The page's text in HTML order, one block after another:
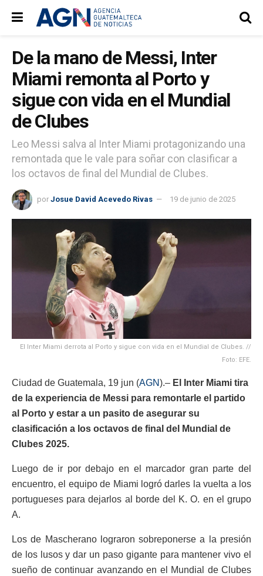
De la mano de Messi, Inter
Miami remonta al Porto y
sigue con vida en el Mundial
de Clubes
Leo Messi salva al Inter Miami protagonizando una
remontada que le vale para soñar con clasificar a
los octavos de final del Mundial de Clubes.
por Josue David Acevedo Rivas 19 de junio de 2025
El Inter Miami derrota al Porto y sigue con vida en el Mundial de Clubes. //
Foto: EFE.
Ciudad de Guatemala, 19 jun (AGN).– El Inter Miami tira
de la experiencia de Messi para remontarle el partido
al Porto y estar a un pasito de asegurar su
clasificación a los octavos de final del Mundial de
Clubes 2025.
Luego de ir por debajo en el marcador gran parte del
encuentro, el equipo de Miami logró darles la vuelta a los
portugueses para dejarlos al borde del K. O. en el grupo
A.
Los de Mascherano lograron sobreponerse a la presión
de los lusos y dar un paso gigante para mantener vivo el
sueño de continuar avanzando en el Mundial de Clubes